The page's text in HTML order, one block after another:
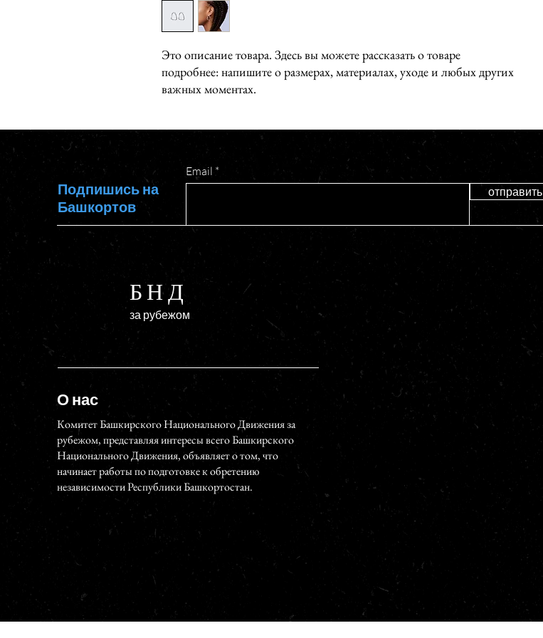
Это описание товара. Здесь вы можете рассказать о товаре
подробнее: напишите о размерах, материалах, уходе и любых других
важных моментах.
Подпишись на
Башкортов
Email
отправить
БНД
за рубежом
О нас
Комитет Башкирского Национального Движения за
рубежом, представляя интересы всего Башкирского
Национального Движения, объявляет о том, что
начинает работы по подготовке к обретению
независимости Республики Башкортостан.